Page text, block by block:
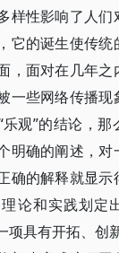
样性影响了人们
它的诞生使传统
，面对在几年之
一些网络传播现
观”的结论，那
明确的阐述，对
确的解释就显示
论和实践划定
具有开拓、创